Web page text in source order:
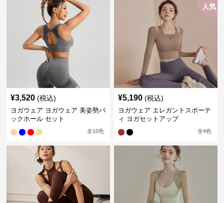
¥3,520 (税込)
ヨガウェア ヨガウェア 美姿勢バ
ックホール セット
全10色
人気
¥5,190 (税込)
ヨガウェア エレガントスポーテ
ィ ヨガセットアップ
全4色